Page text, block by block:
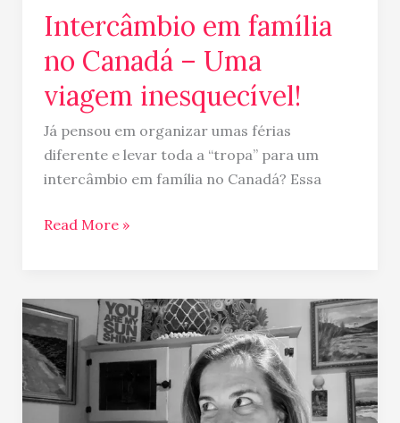
Intercâmbio em família
no Canadá – Uma
viagem inesquecível!
Já pensou em organizar umas férias
diferente e levar toda a “tropa” para um
intercâmbio em família no Canadá? Essa
Read More »
O
dia
que
quase
fiz